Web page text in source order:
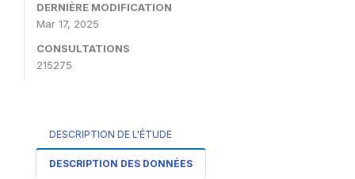
DERNIÈRE MODIFICATION
Mar 17, 2025
CONSULTATIONS
215275
DESCRIPTION DE L'ÉTUDE
DESCRIPTION DES DONNÉES